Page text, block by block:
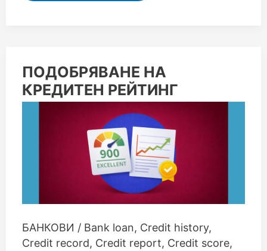
ПОДОБРЯВАНЕ НА
КРЕДИТЕН РЕЙТИНГ
БАНКОВИ / Bank loan, Credit history,
Credit record, Credit report, Credit score,
ПОДОБРЯВАНЕ
НА
КРЕДИТЕН
РЕЙТИНГ